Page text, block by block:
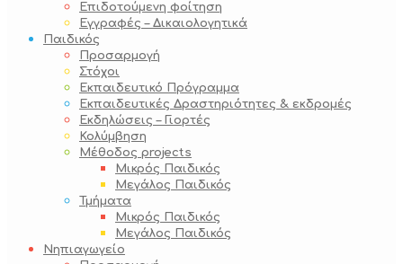
Επιδοτούμενη φοίτηση
Εγγραφές – Δικαιολογητικά
Παιδικός
Προσαρμογή
Στόχοι
Εκπαιδευτικό Πρόγραμμα
Εκπαιδευτικές Δραστηριότητες & εκδρομές
Εκδηλώσεις – Γιορτές
Κολύμβηση
Μέθοδος projects
Μικρός Παιδικός
Μεγάλος Παιδικός
Τμήματα
Μικρός Παιδικός
Μεγάλος Παιδικός
Νηπιαγωγείο